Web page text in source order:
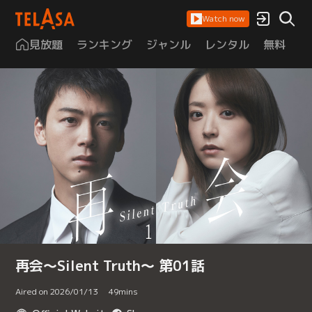
Watch now
見放題 ランキング ジャンル レンタル 無料
再会～Silent Truth～ 第01話
Aired on 2026/01/13 49mins